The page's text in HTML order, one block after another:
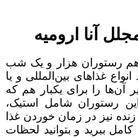
آنا ارومیه
هم رستوران هزار و یک شب
غذاهای بین‌المللی و یا
را برای یکبار هم که
رستوران شامل استیک،
نیز در زمان خوردن غذا
ببرید و بتوانید لحظات